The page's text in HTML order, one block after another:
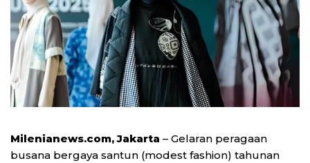
Milenianews.com, Jakarta – Gelaran peragaan
busana bergaya santun (modest fashion) tahunan